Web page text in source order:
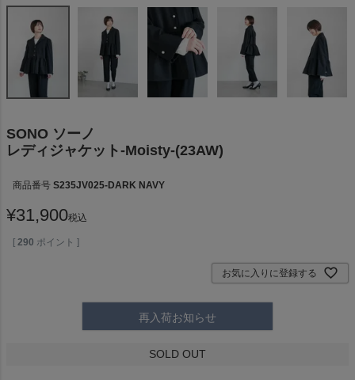
SONO ソーノ
レディジャケット-Moisty-(23AW)
商品番号 S235JV025-DARK NAVY
¥31,900税込
[ 290 ポイント ]
お気に入りに登録する
再入荷お知らせ
SOLD OUT